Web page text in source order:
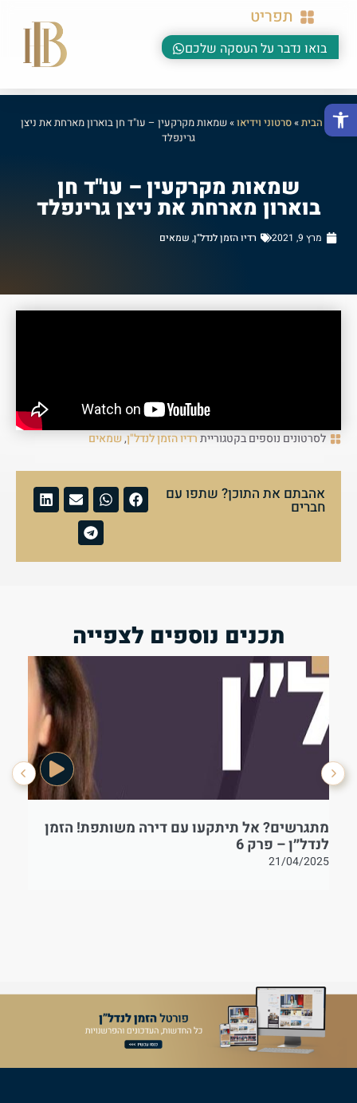
פתח סרגל נגישות
תפריט
בואו נדבר על העסקה שלכם
דף הבית»סרטוני וידיאו»שמאות מקרקעין – עו"ד חן בוארון מארחת את ניצן
גרינפלד
שמאות מקרקעין – עו"ד חן
בוארון מארחת את ניצן גרינפלד
מרץ 9, 2021 רדיו הזמן לנדל"ן, שמאים
לסרטונים נוספים בקטגורייתרדיו הזמן לנדל"ן,שמאים
אהבתם את התוכן? שתפו עם
חברים
תכנים נוספים לצפייה
מתגרשים? אל תיתקעו עם דירה משותפת! הזמן
לנדל״ן – פרק 6
21/04/2025